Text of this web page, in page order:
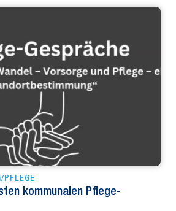
PFLEGE
kommunalen Pflege-